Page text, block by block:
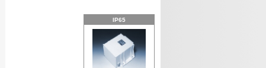
IP65